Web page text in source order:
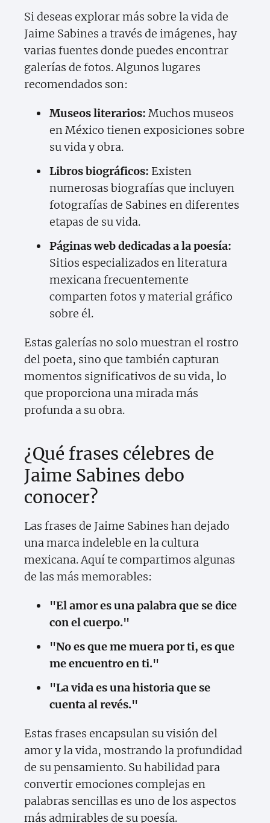
Si deseas explorar más sobre la vida de
Jaime Sabines a través de imágenes, hay
varias fuentes donde puedes encontrar
galerías de fotos. Algunos lugares
recomendados son:
Museos literarios: Muchos museos
en México tienen exposiciones sobre
su vida y obra.
Libros biográficos: Existen
numerosas biografías que incluyen
fotografías de Sabines en diferentes
etapas de su vida.
Páginas web dedicadas a la poesía:
Sitios especializados en literatura
mexicana frecuentemente
comparten fotos y material gráfico
sobre él.
Estas galerías no solo muestran el rostro
del poeta, sino que también capturan
momentos significativos de su vida, lo
que proporciona una mirada más
profunda a su obra.
¿Qué frases célebres de
Jaime Sabines debo
conocer?
Las frases de Jaime Sabines han dejado
una marca indeleble en la cultura
mexicana. Aquí te compartimos algunas
de las más memorables:
"El amor es una palabra que se dice
con el cuerpo."
"No es que me muera por ti, es que
me encuentro en ti."
"La vida es una historia que se
cuenta al revés."
Estas frases encapsulan su visión del
amor y la vida, mostrando la profundidad
de su pensamiento. Su habilidad para
convertir emociones complejas en
palabras sencillas es uno de los aspectos
más admirables de su poesía.